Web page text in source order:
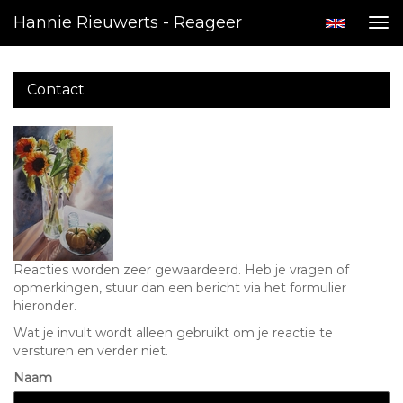
Hannie Rieuwerts - Reageer
Contact
Reacties worden zeer gewaardeerd. Heb je vragen of
opmerkingen, stuur dan een bericht via het formulier
hieronder.
Wat je invult wordt alleen gebruikt om je reactie te
versturen en verder niet.
Naam